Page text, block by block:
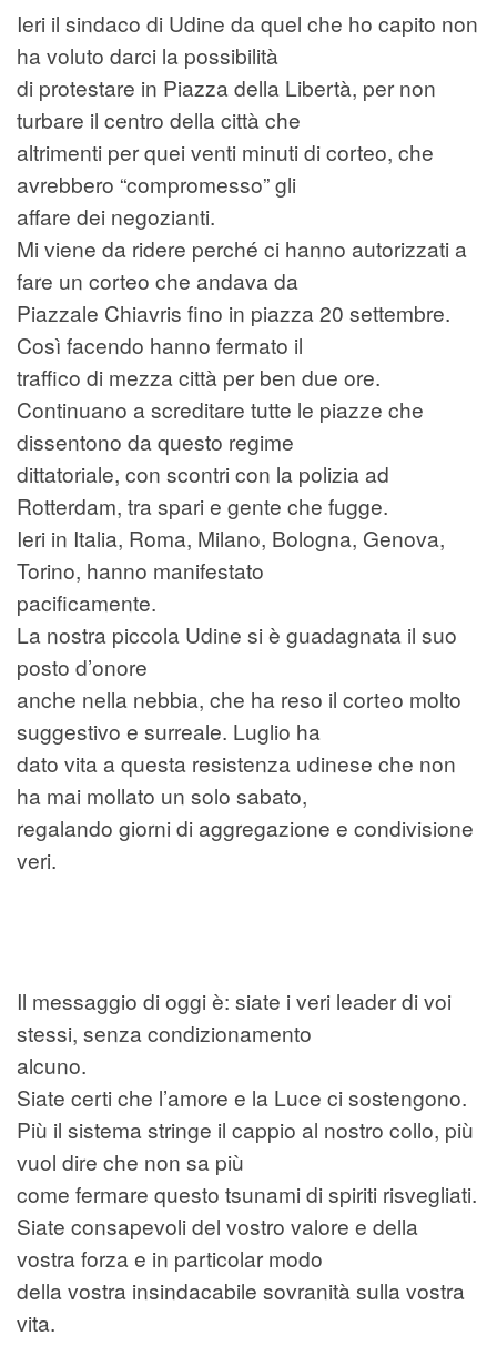
Ieri il sindaco di Udine da quel che ho capito non
ha voluto darci la possibilità
di protestare in Piazza della Libertà, per non
turbare il centro della città che
altrimenti per quei venti minuti di corteo, che
avrebbero “compromesso” gli
affare dei negozianti.
Mi viene da ridere perché ci hanno autorizzati a
fare un corteo che andava da
Piazzale Chiavris fino in piazza 20 settembre.
Così facendo hanno fermato il
traffico di mezza città per ben due ore.
Continuano a screditare tutte le piazze che
dissentono da questo regime
dittatoriale, con scontri con la polizia ad
Rotterdam, tra spari e gente che fugge.
Ieri in Italia, Roma, Milano, Bologna, Genova,
Torino, hanno manifestato
pacificamente.
La nostra piccola Udine si è guadagnata il suo
posto d’onore
anche nella nebbia, che ha reso il corteo molto
suggestivo e surreale. Luglio ha
dato vita a questa resistenza udinese che non
ha mai mollato un solo sabato,
regalando giorni di aggregazione e condivisione
veri.
Il messaggio di oggi è: siate i veri leader di voi
stessi, senza condizionamento
alcuno.
Siate certi che l’amore e la Luce ci sostengono.
Più il sistema stringe il cappio al nostro collo, più
vuol dire che non sa più
come fermare questo tsunami di spiriti risvegliati.
Siate consapevoli del vostro valore e della
vostra forza e in particolar modo
della vostra insindacabile sovranità sulla vostra
vita.